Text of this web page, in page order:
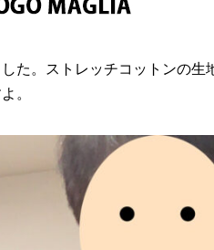
た。ストレッチコットンの生
。